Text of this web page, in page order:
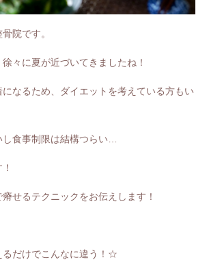
院です。
々に夏が近づいてきましたね！
なるため、ダイエットを考えている方もい
食事制限は結構つらい…
せるテクニックをお伝えします！
だけでこんなに違う！☆